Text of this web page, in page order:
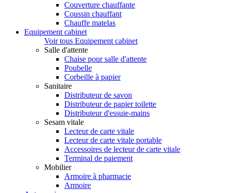
Couverture chauffante
Coussin chauffant
Chauffe matelas
Equipement cabinet
Voir tous Equipement cabinet
Salle d'attente
Chaise pour salle d'attente
Poubelle
Corbeille à papier
Sanitaire
Distributeur de savon
Distributeur de papier toilette
Distributeur d'essuie-mains
Sesam vitale
Lecteur de carte vitale
Lecteur de carte vitale portable
Accessoires de lecteur de carte vitale
Terminal de paiement
Mobilier
Armoire à pharmacie
Armoire